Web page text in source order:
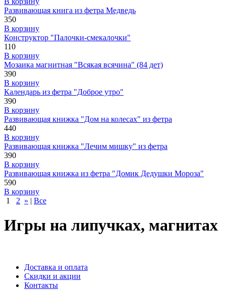
Развивающая книга из фетра Медведь
350
В корзину
Конструктор "Палочки-смекалочки"
110
В корзину
Мозаика магнитная "Всякая всячина" (84 дет)
390
В корзину
Календарь из фетра "Доброе утро"
390
В корзину
Развивающая книжка "Дом на колесах" из фетра
440
В корзину
Развивающая книжка "Лечим мишку" из фетра
390
В корзину
Развивающая книжка из фетра "Домик Дедушки Мороза"
590
В корзину
1
2 » | Все
Игры на липучках, магнитах
Доставка и оплата
Скидки и акции
Контакты